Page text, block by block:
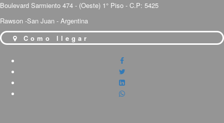
Boulevard Sarmiento 474 - (Oeste) 1° Piso - C.P: 5425
Rawson -San Juan - Argentina
Como llegar